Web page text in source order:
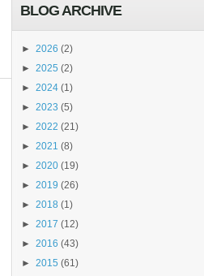
BLOG ARCHIVE
► 2026 (2)
► 2025 (2)
► 2024 (1)
► 2023 (5)
► 2022 (21)
► 2021 (8)
► 2020 (19)
► 2019 (26)
► 2018 (1)
► 2017 (12)
► 2016 (43)
► 2015 (61)